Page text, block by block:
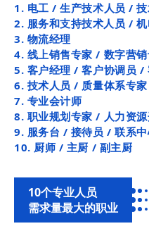
1. 电工 / 生产技术人员 /
2. 服务和支持技术人员 /
3. 物流经理
4. 线上销售专家 / 数字营
5. 客户经理 / 客户协调员 /
6. 技术人员 / 质量体系专
7. 专业会计师
8. 职业规划专家 / 人力资
9. 服务台 / 接待员 / 联系中
10. 厨师 / 主厨 / 副主厨
10个专业人员
需求量最大的职业